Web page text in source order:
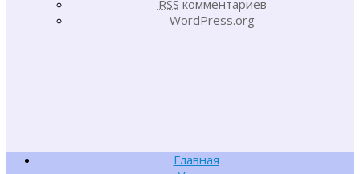
RSS комментариев
WordPress.org
Главная